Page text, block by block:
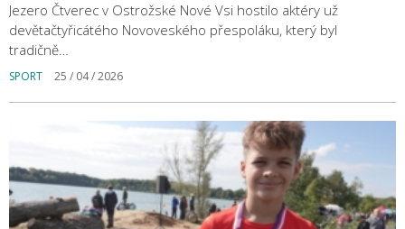
Jezero Čtverec v Ostrožské Nové Vsi hostilo aktéry už
devětačtyřicátého Novoveského přespoláku, který byl
tradičně…
SPORT 25 / 04 / 2026